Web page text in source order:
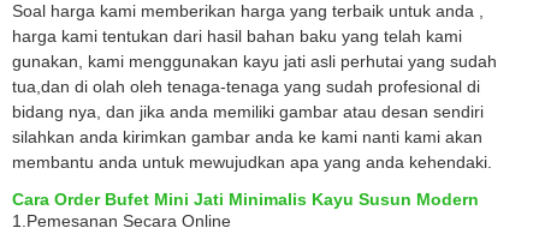
Soal harga kami memberikan harga yang terbaik untuk anda ,
harga kami tentukan dari hasil bahan baku yang telah kami
gunakan, kami menggunakan kayu jati asli perhutai yang sudah
tua,dan di olah oleh tenaga-tenaga yang sudah profesional di
bidang nya, dan jika anda memiliki gambar atau desan sendiri
silahkan anda kirimkan gambar anda ke kami nanti kami akan
membantu anda untuk mewujudkan apa yang anda kehendaki.
Cara Order Bufet Mini Jati Minimalis Kayu Susun Modern
1.Pemesanan Secara Online